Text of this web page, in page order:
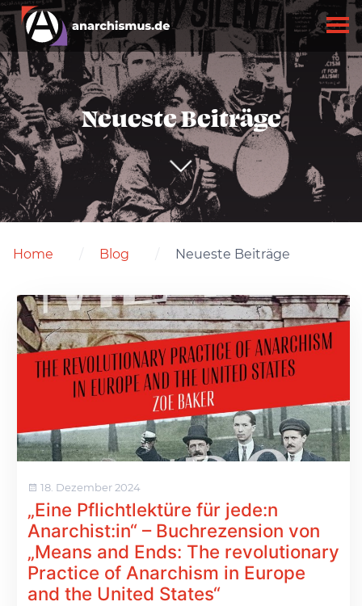
Neueste Beiträge
Home Blog Neueste Beiträge
18. Dezember 2024
„Eine Pflichtlektüre für jede:n
Anarchist:in“ – Buchrezension von
„Means and Ends: The revolutionary
Practice of Anarchism in Europe
and the United States“